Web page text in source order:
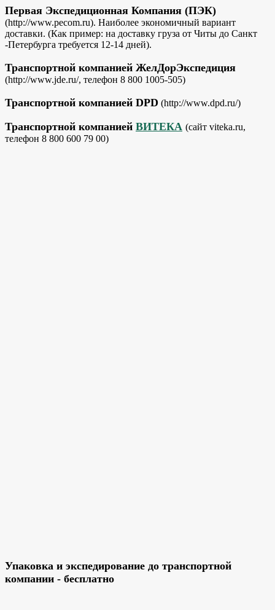
Первая Экспедиционная Компания (ПЭК)
(http://www.pecom.ru). Наиболее экономичный вариант
доставки. (Как пример: на доставку груза от Читы до Санкт
-Петербурга требуется 12-14 дней).
Транспортной компанией ЖелДорЭкспедиция
(http://www.jde.ru/, телефон 8 800 1005-505)
Транспортной компанией DPD (http://www.dpd.ru/)
Транспортной компанией ВИТЕКА (сайт viteka.ru,
телефон 8 800 600 79 00)
Упаковка и экспедирование до транспортной
компании - бесплатно